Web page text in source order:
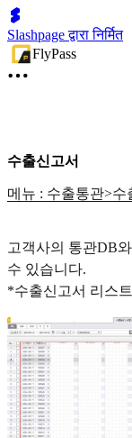
Slashpage द्वारा निर्मित
FlyPass
수출신고서
메뉴 : 수출통관>수
고객사의 통관DB
수 있습니다.
*수출신고서 리스트